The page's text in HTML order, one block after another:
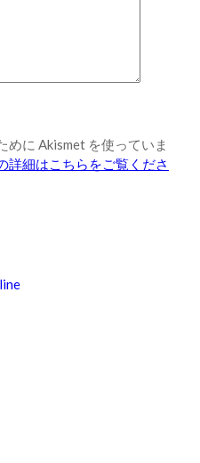
めに Akismet を使っていま
詳細はこちらをご覧くださ